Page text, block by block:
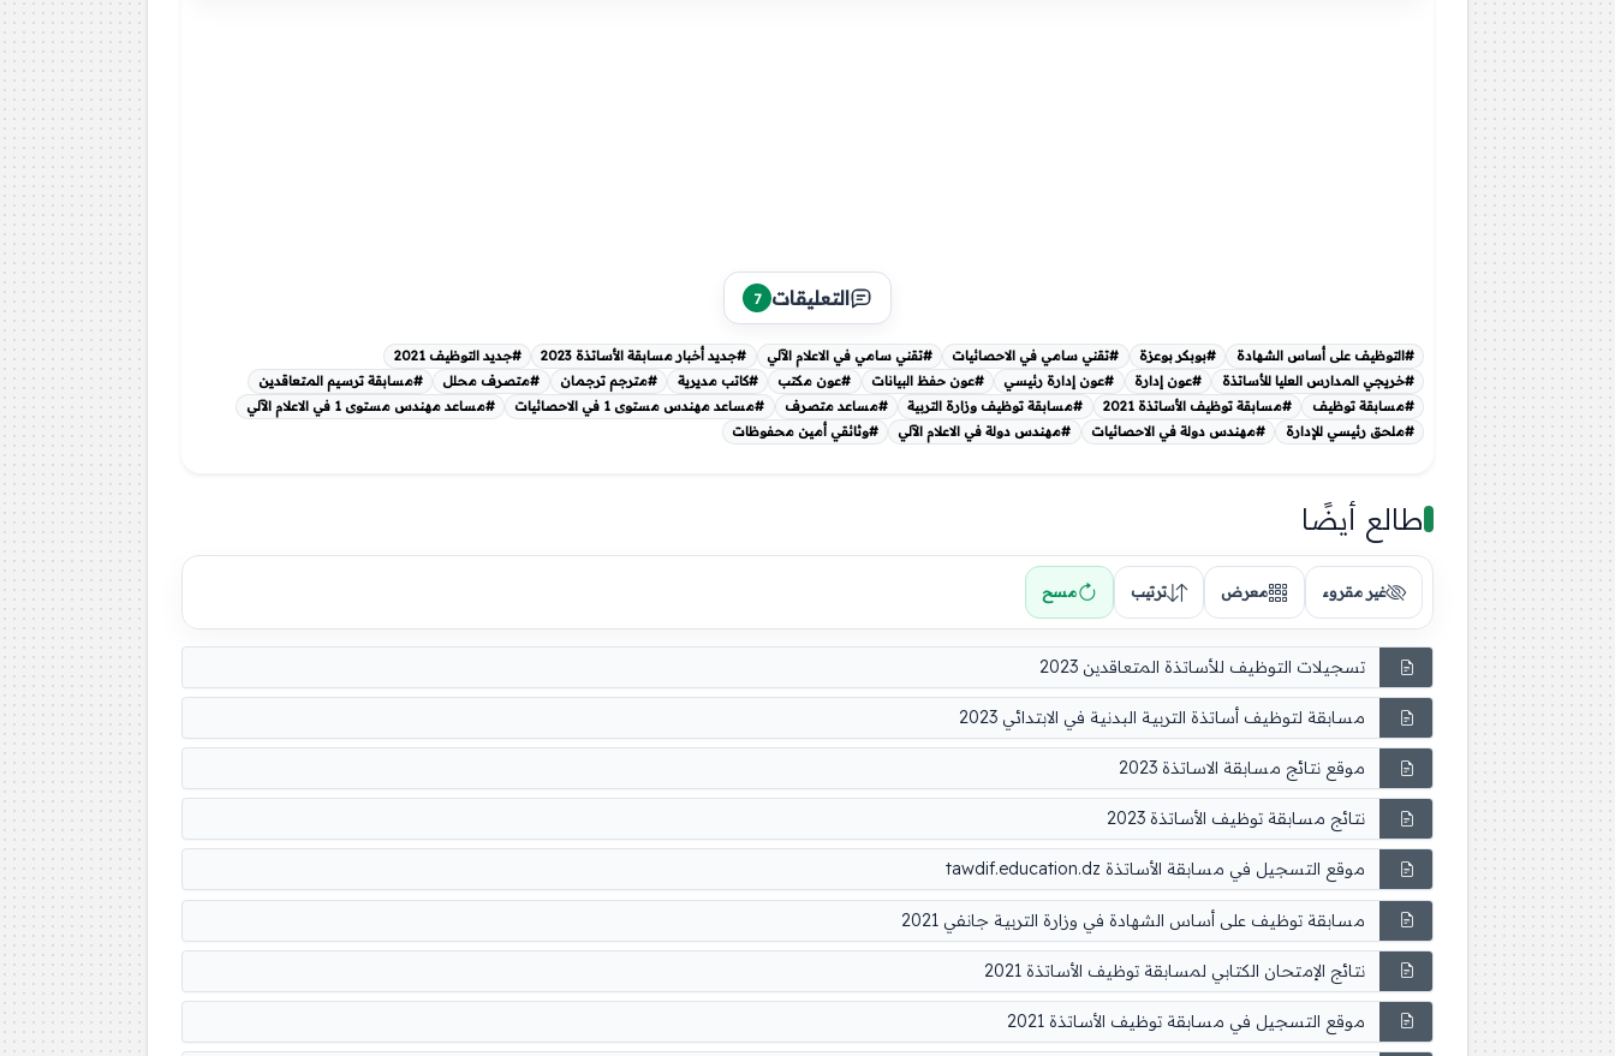
التعليقات 7
#التوظيف على أساس الشهادة #بوبكر بوعزة #تقني سامي في الاحصائيات #تقني سامي في الاعلام الآلي #جديد أخبار مسابقة الأساتذة 2023
#جديد التوظيف 2021
#خريجي المدارس العليا للأساتذة
#عون إدارة #عون إدارة رئيسي #عون حفظ البيانات #عون مكتب #كاتب مديرية #مترجم ترجمان #متصرف محلل
#مسابقة ترسيم المتعاقدين
#مسابقة توظيف
#مسابقة توظيف الأساتذة 2021 #مسابقة توظيف وزارة التربية #مساعد متصرف #مساعد مهندس مستوى 1 في الاحصائيات
#مساعد مهندس مستوى 1 في الاعلام الآلي
#ملحق رئيسي للإدارة
#مهندس دولة في الاحصائيات #مهندس دولة في الاعلام الآلي #وثائقي أمين محفوظات
طالع أيضًا
غير مقروء معرض ترتيب مسح
تسجيلات التوظيف للأساتذة المتعاقدين 2023
مسابقة لتوظيف أساتذة التربية البدنية في الابتدائي 2023
موقع نتائج مسابقة الاساتذة 2023
نتائج مسابقة توظيف الأساتذة 2023
موقع التسجيل في مسابقة الأساتذة tawdif.education.dz
مسابقة توظيف على أساس الشهادة في وزارة التربية جانفي 2021
نتائج الإمتحان الكتابي لمسابقة توظيف الأساتذة 2021
موقع التسجيل في مسابقة توظيف الأساتذة 2021